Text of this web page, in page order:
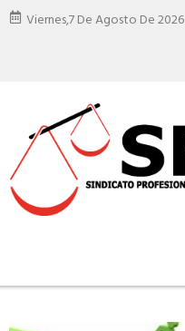
Viernes,7 De Agosto De 2026